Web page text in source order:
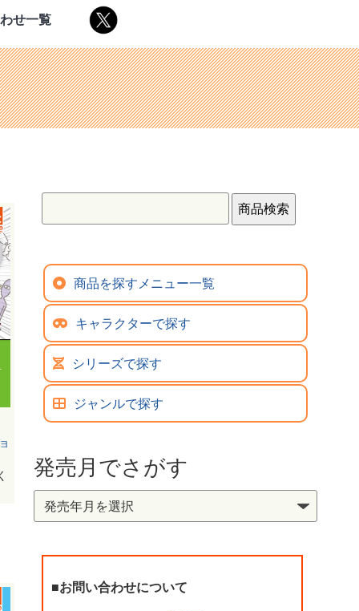
せ一覧
商品を探すメニュー一覧
キャラクターで探す
シリーズで探す
ジャンルで探す
発売月でさがす
■お問い合わせについて